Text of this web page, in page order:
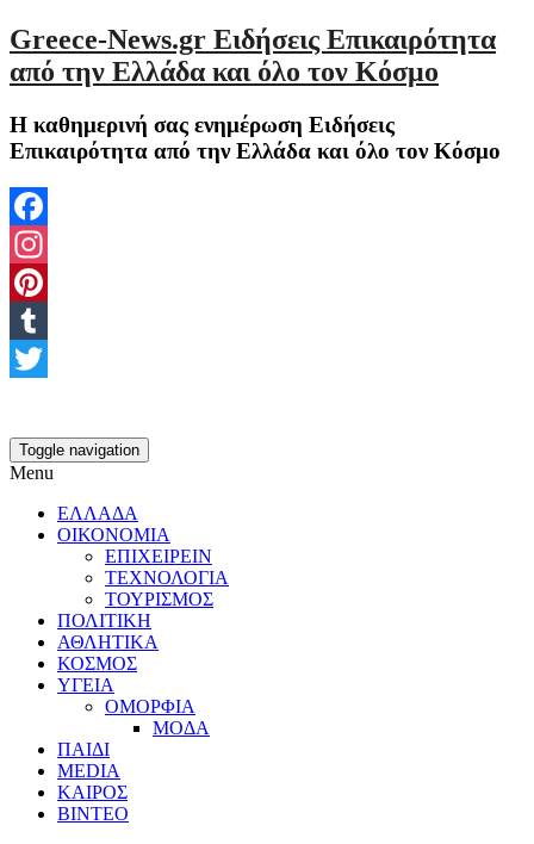
Greece-News.gr Ειδήσεις Επικαιρότητα
από την Ελλάδα και όλο τον Κόσμο
Η καθημερινή σας ενημέρωση Ειδήσεις
Επικαιρότητα από την Ελλάδα και όλο τον Κόσμο
Facebook
Instagram
Pinterest
Tumblr
Toggle navigation
Menu
ΕΛΛΑΔΑ
ΟΙΚΟΝΟΜΙΑ
ΕΠΙΧΕΙΡΕΙΝ
ΤΕΧΝΟΛΟΓΙΑ
ΤΟΥΡΙΣΜΟΣ
ΠΟΛΙΤΙΚΗ
ΑΘΛΗΤΙΚΑ
ΚΟΣΜΟΣ
ΥΓΕΙΑ
ΟΜΟΡΦΙΑ
ΜΟΔΑ
ΠΑΙΔΙ
MEDIA
ΚΑΙΡΟΣ
ΒΙΝΤΕΟ